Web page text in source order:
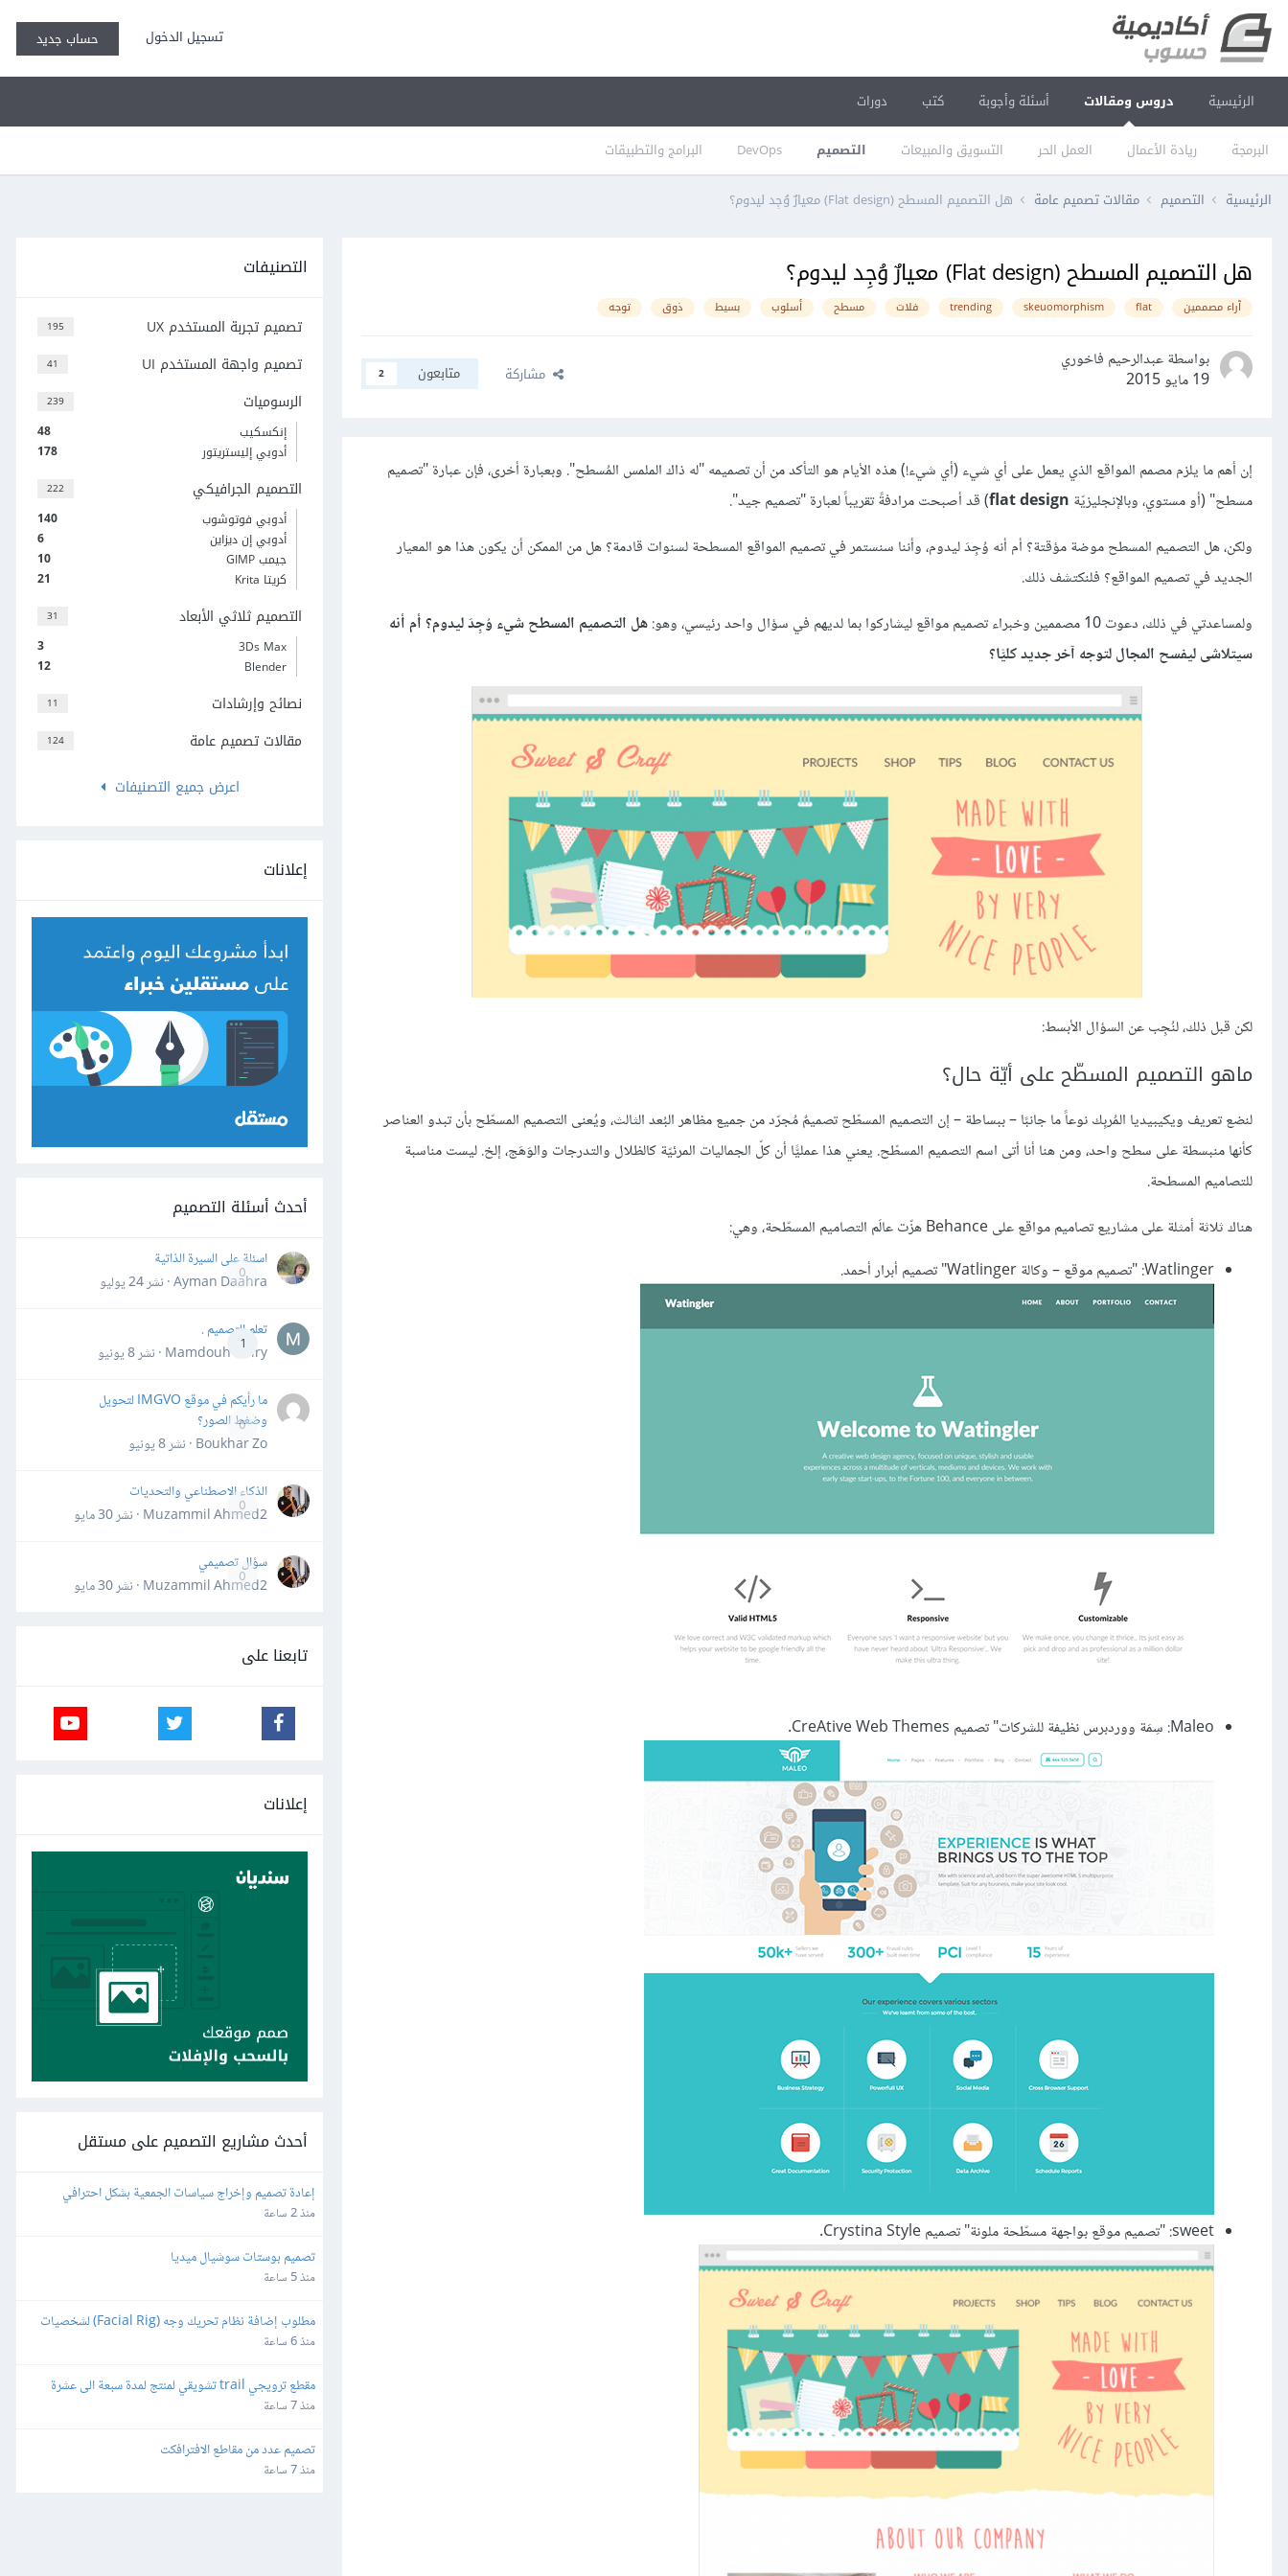
تسجيل الدخول حساب جديد
الرئيسية دروس ومقالات
البرمجة ريادة الأعمال العمل الحر التسويق والمبيعات التصميم DevOps البرامج والتطبيقات
أسئلة وأجوبة كتب دورات
الرئيسية التصميم مقالات تصميم عامة هل التصميم المسطح (Flat design) معيارٌ وُجِد ليدوم؟
هل التصميم المسطح (Flat design) معيارٌ وُجِد ليدوم؟
آراء مصممين flat
skeuomorphism
trending فلات مسطح أسلوب بسيط ذوق توجه
بواسطة عبدالرحيم فاخوري
19 مايو 2015
مشاركة متابعون 2
إن أهم ما يلزم مصمم المواقع الذي يعمل على أي شيء (أي شيء!) هذه الأيام هو التأكد من أن تصميمه "له ذاك الملمس المُسطح". وبعبارة أخرى، فإن عبارة "تصميم
مسطح" (أو مستوي، وبالإنجليزيّة flat design) قد أصبحت مرادفةً تقريباً لعبارة "تصميم جيد".
ولكن، هل التصميم المسطح موضة مؤقتة؟ أم أنه وُجِدَ ليدوم، وأننا سنستمر في تصميم المواقع المسطحة لسنوات قادمة؟ هل من الممكن أن يكون هذا هو المعيار
الجديد في تصميم المواقع؟ فلنكتشف ذلك.
ولمساعدتي في ذلك، دعوت 10 مصممين وخبراء تصميم مواقع ليشاركوا بما لديهم في سؤال واحد رئيسي، وهو:
هل التصميم المسطح شيء وُجِدَ ليدوم؟ أم أنه
سيتلاشى ليفسح المجال لتوجه آخر جديد كليًّا؟
لكن قبل ذلك، لنُجِب عن السؤال الأبسط:
ماهو التصميم المسطّح على أيّة حال؟
لنضع تعريف ويكيبيديا المُربِك نوعاً ما جانبًا – ببساطة – إن التصميم المسطّح تصميمٌ مُجرّد من جميع مظاهر البُعد الثالث، ويُعنى التصميم المسطّح بأن تبدو العناصر
كأنها منبسطة على سطح واحد، ومن هنا أنا أتى اسم التصميم المسطّح. يعني هذا عمليًّا أن كلّ الجماليات المرئيّة كالظلال والتدرجات والوَهَج، إلخ. ليست مناسبة
للتصاميم المسطحة.
هناك ثلاثة أمثلة على مشاريع تصاميم مواقع على Behance هزّت عالَم التصاميم المسطّحة، وهي:
Watlinger: "تصميم موقع – وكالة
Watlinger" تصميم أبرار أحمد.
Maleo: سِمَة ووردبرس نظيفة للشركات" تصميم CreAtive Web Themes.
sweet: "تصميم موقع بواجهة مسطّحة ملونة" تصميم Crystina Style.
التصنيفات
195 تصميم تجربة المستخدم UX
41 تصميم واجهة المستخدم UI
239 الرسوميات
48
إنكسكيب
178
أدوبي إليستريتور
222 التصميم الجرافيكي
140
أدوبي فوتوشوب
6
أدوبي إن ديزاين
10
جيمب GIMP
21
كريتا Krita
31 التصميم ثلاثي الأبعاد
3
3Ds Max
12
Blender
11 نصائح وإرشادات
124
مقالات تصميم عامة
اعرض جميع التصنيفات
إعلانات
أحدث أسئلة التصميم
0
اسئلة على السيرة الذاتية
Ayman Daahra · نشر
24 يوليو
1
تعلم التصميم .
Mamdouh Khiry · نشر
8 يونيو
0
ما رأيكم في موقع IMGVO لتحويل
وضغط الصور؟
Boukhar Zo · نشر
8 يونيو
0
الذكاء الاصطناعي والتحديات
Muzammil Ahmed2 · نشر
30 مايو
0
سؤال تصميمي
Muzammil Ahmed2 · نشر
30 مايو
تابعنا على
إعلانات
أحدث مشاريع التصميم على مستقل
إعادة تصميم وإخراج سياسات الجمعية بشكل احترافي
منذ 2 ساعة
تصميم بوستات سوشيال ميديا
منذ 5 ساعة
3D بصيغة FBX باستخدام Blender
منذ 6 ساعة
ثواني بشكل احترافي
منذ 7 ساعة
تصميم عدد من مقاطع الافترافكت
منذ 7 ساعة